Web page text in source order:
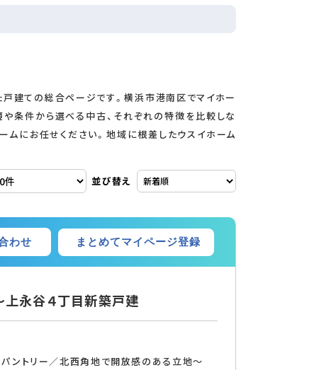
建ての総合ページです。横浜市港南区でマイホー
条件から選べる中古、それぞれの特徴を比較しな
にお任せください。地域に根差したウスイホーム
並び替え
わせ まとめてマイページ登録
永谷４丁目新築戸建
ントリー／北西角地で開放感のある立地～